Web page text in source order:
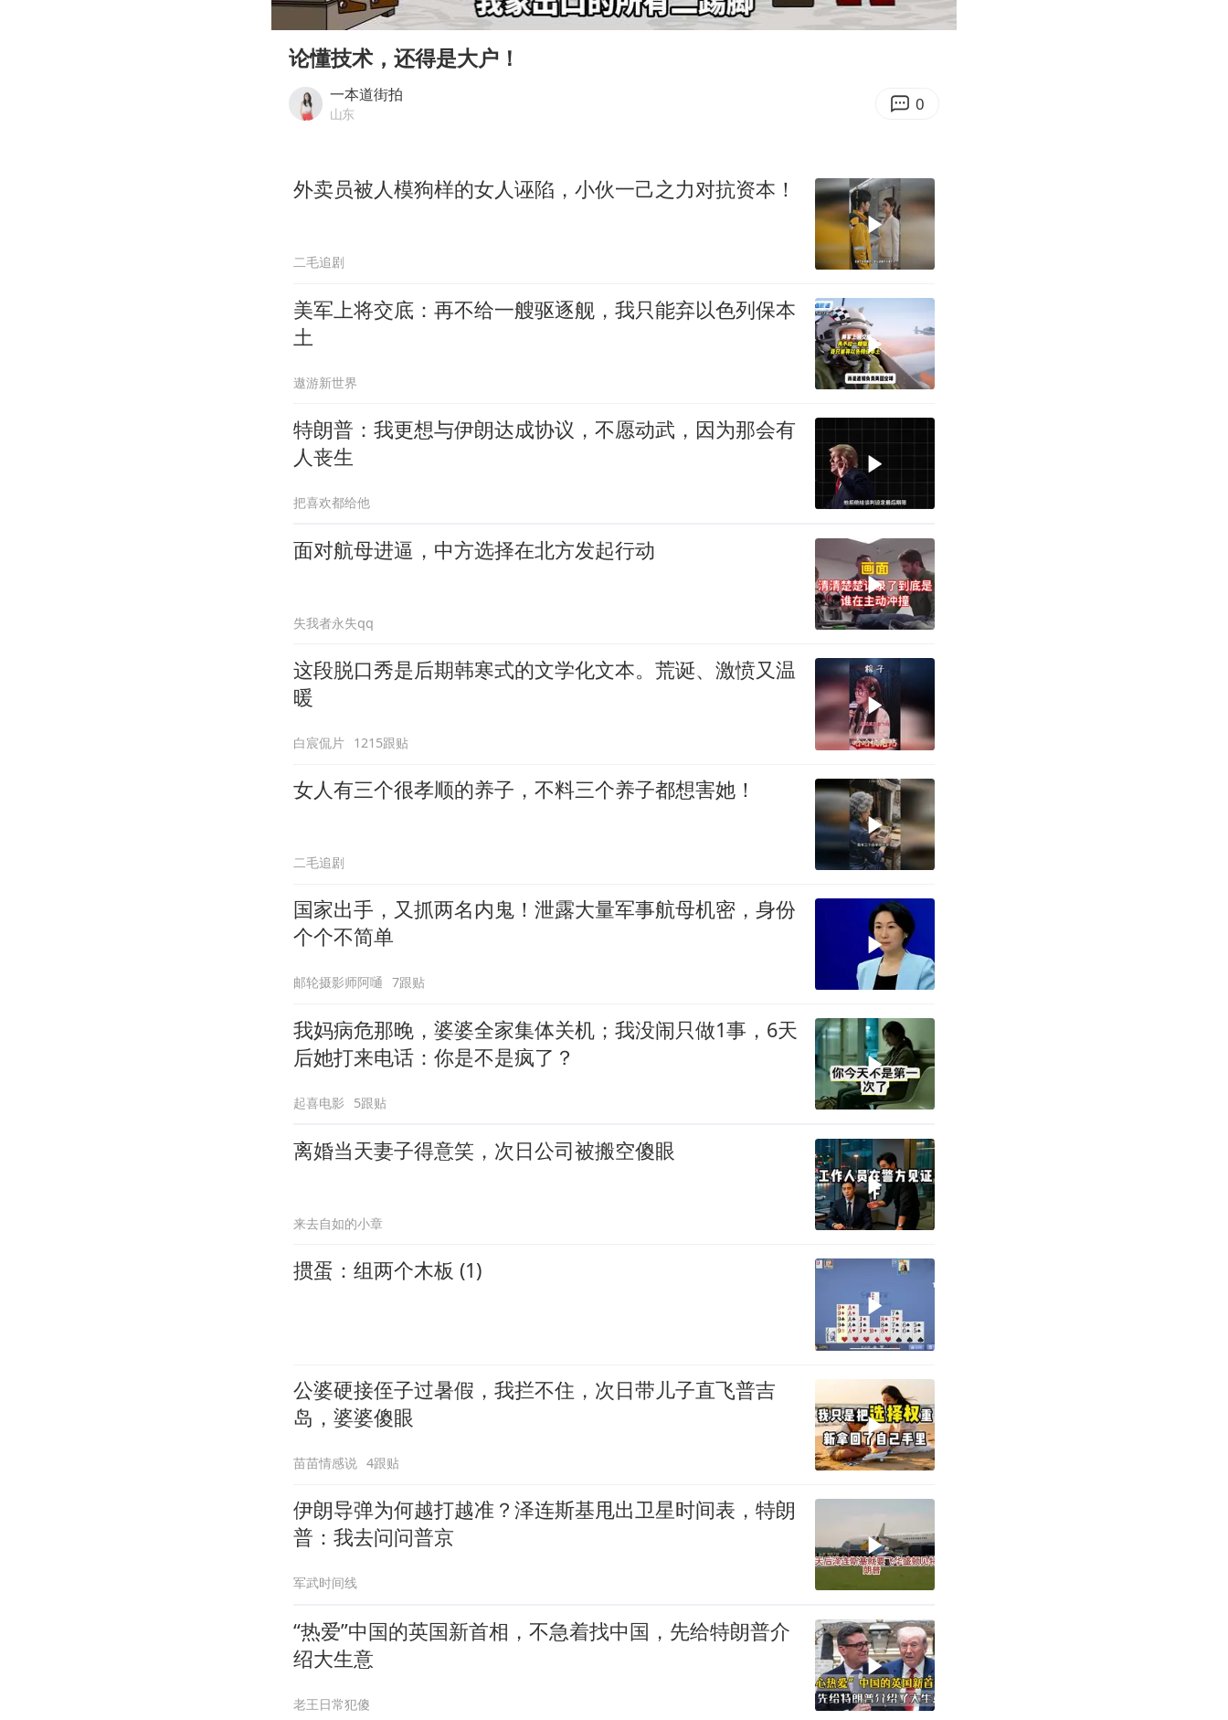
公司“上四休三”但要降薪1000元
男子杀人后逃进深山21年活得像野人
29岁依旧是小孩 外婆偷偷给孙女塞钱
00:00 06:08
Enter
论懂技术，还得是大户！
一本道街拍
山东 0
外卖员被人模狗样的女人诬陷，小伙一己之力对抗资本！
二毛追剧
美军上将交底：再不给一艘驱逐舰，我只能弃以色列保本
土
遨游新世界
特朗普：我更想与伊朗达成协议，不愿动武，因为那会有
人丧生
把喜欢都给他
面对航母进逼，中方选择在北方发起行动
失我者永失qq
这段脱口秀是后期韩寒式的文学化文本。荒诞、激愤又温
暖
白宸侃片 1215跟贴
女人有三个很孝顺的养子，不料三个养子都想害她！
二毛追剧
国家出手，又抓两名内鬼！泄露大量军事航母机密，身份
个个不简单
邮轮摄影师阿嗵 7跟贴
我妈病危那晚，婆婆全家集体关机；我没闹只做1事，6天
后她打来电话：你是不是疯了？
起喜电影 5跟贴
离婚当天妻子得意笑，次日公司被搬空傻眼
来去自如的小章
掼蛋：组两个木板 (1)
公婆硬接侄子过暑假，我拦不住，次日带儿子直飞普吉
岛，婆婆傻眼
苗苗情感说 4跟贴
伊朗导弹为何越打越准？泽连斯基甩出卫星时间表，特朗
普：我去问问普京
军武时间线
“热爱”中国的英国新首相，不急着找中国，先给特朗普介
绍大生意
老王日常犯傻